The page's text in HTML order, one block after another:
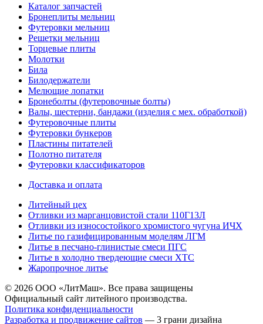
Каталог запчастей
Бронеплиты мельниц
Футеровки мельниц
Решетки мельниц
Торцевые плиты
Молотки
Била
Билодержатели
Мелющие лопатки
Бронеболты (футеровочные болты)
Валы, шестерни, бандажи (изделия с мех. обработкой)
Футеровочные плиты
Футеровки бункеров
Пластины питателей
Полотно питателя
Футеровки классификаторов
Доставка и оплата
Литейный цех
Отливки из марганцовистой стали 110Г13Л
Отливки из износостойкого хромистого чугуна ИЧХ
Литье по газифицированным моделям ЛГМ
Литье в песчано-глинистые смеси ПГС
Литье в холодно твердеющие смеси ХТС
Жаропрочное литье
© 2026 ООО «ЛитМаш». Все права защищены
Официальный сайт литейного производства.
Политика конфиденциальности
Разработка и продвижение сайтов — 3 грани дизайна